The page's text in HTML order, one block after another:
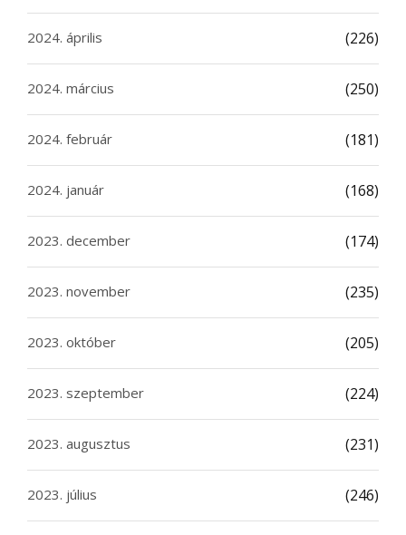
2024. április (226)
2024. március (250)
2024. február (181)
2024. január (168)
2023. december (174)
2023. november (235)
2023. október (205)
2023. szeptember (224)
2023. augusztus (231)
2023. július (246)